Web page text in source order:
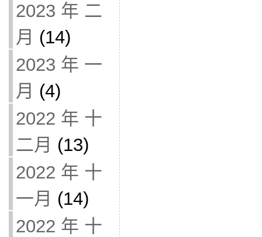
2023 年 二
月 (14)
2023 年 一
月 (4)
2022 年 十
二月 (13)
2022 年 十
一月 (14)
2022 年 十